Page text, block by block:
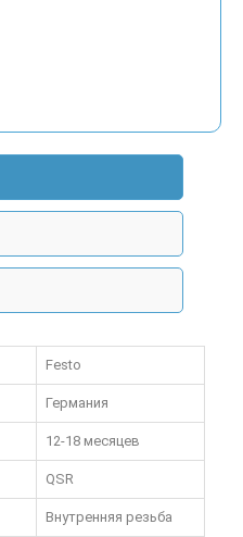
Festo
Германия
12-18 месяцев
QSR
Внутренняя резьба